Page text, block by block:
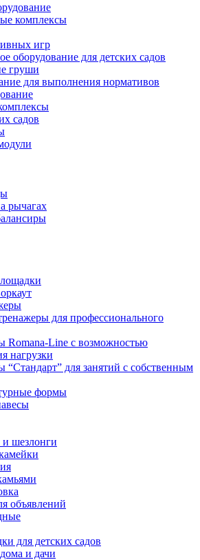
комплексы
игр
оборудование для детских садов
груши
для выполнения нормативов
садов
рычагах
для профессионального
Romana-Line с возможностью
нагрузки
“Стандарт” для занятий с собственным
формы
шезлонги
объявлений
для детских садов
и дачи